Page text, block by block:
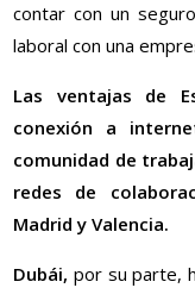
contar con un
laboral con una
Las ventajas de
conexión a
comunidad de
redes de
Madrid y Valencia.
Dubái, por su parte,